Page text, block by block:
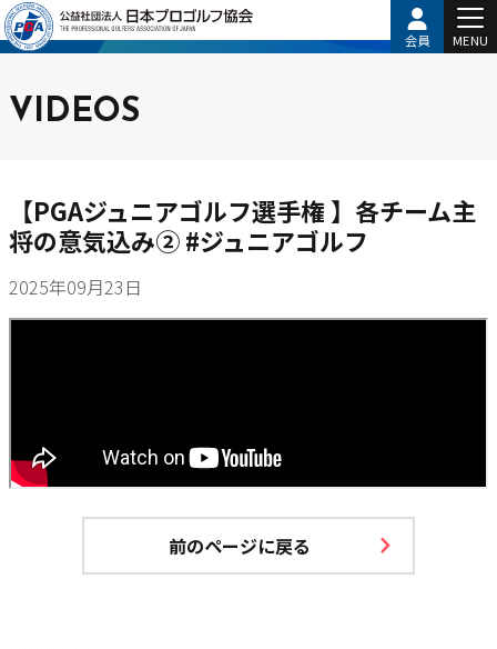
会員 MENU
VIDEOS
【PGAジュニアゴルフ選手権 】各チーム主
将の意気込み② #ジュニアゴルフ
2025年09月23日
前のページに戻る